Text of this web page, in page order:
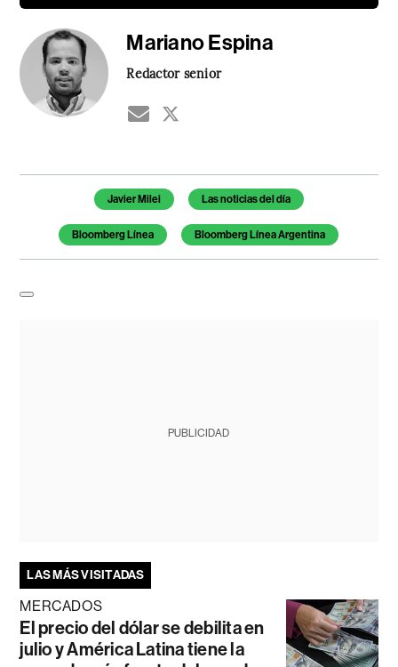
Mariano Espina
Redactor senior
Temas de este artículo
Javier Milei Las noticias del día
Bloomberg Línea Bloomberg Línea Argentina
PUBLICIDAD
LAS MÁS VISITADAS
MERCADOS
El precio del dólar se debilita en
julio y América Latina tiene la